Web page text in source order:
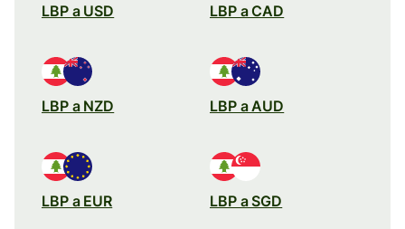
LBP a USD LBP a CAD
LBP a NZD LBP a AUD
LBP a EUR LBP a SGD